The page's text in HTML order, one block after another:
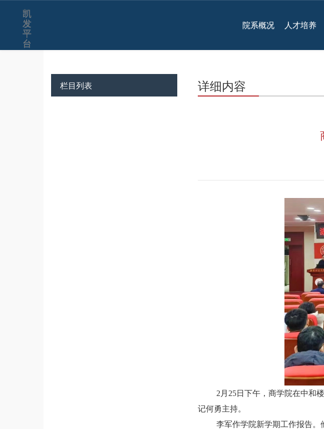
凯
发
平
台
院系概况 人才培养
栏目列表 详细内容
2月25日下午，商学院在中和
记何勇主持。
李军作学院新学期工作报告